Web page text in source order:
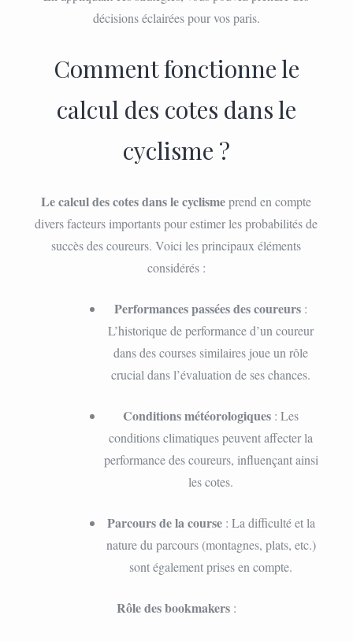
décisions éclairées pour vos paris.
Comment fonctionne le
calcul des cotes dans le
cyclisme ?
Le calcul des cotes dans le cyclismeprend en compte
divers facteurs importants pour estimer les probabilités de
succès des coureurs. Voici les principaux éléments
considérés :
Performances passées des coureurs :
L’historique de performance d’un coureur
dans des courses similaires joue un rôle
crucial dans l’évaluation de ses chances.
Conditions météorologiques : Les
conditions climatiques peuvent affecter la
performance des coureurs, influençant ainsi
les cotes.
Parcours de la course: La difficulté et la
nature du parcours (montagnes, plats, etc.)
sont également prises en compte.
Rôle des bookmakers: